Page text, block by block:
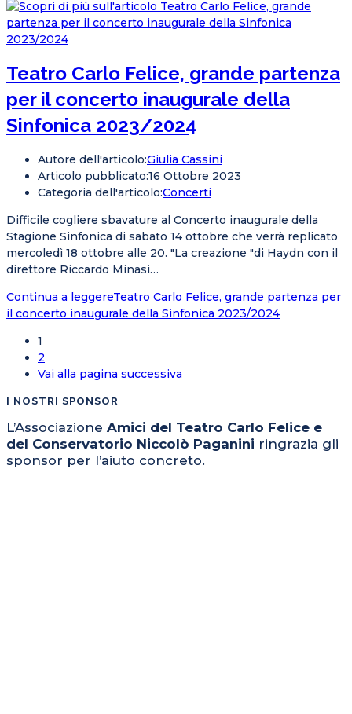
Teatro Carlo Felice, grande partenza
per il concerto inaugurale della
Sinfonica 2023/2024
Autore dell'articolo:Giulia Cassini
Articolo pubblicato:16 Ottobre 2023
Categoria dell'articolo:Concerti
Difficile cogliere sbavature al Concerto inaugurale della
Stagione Sinfonica di sabato 14 ottobre che verrà replicato
mercoledì 18 ottobre alle 20. "La creazione "di Haydn con il
direttore Riccardo Minasi…
Continua a leggereTeatro Carlo Felice, grande partenza per
il concerto inaugurale della Sinfonica 2023/2024
1
2
Vai alla pagina successiva
I NOSTRI SPONSOR
L’Associazione Amici del Teatro Carlo Felice e
del Conservatorio Niccolò Paganini ringrazia gli
sponsor per l’aiuto concreto.